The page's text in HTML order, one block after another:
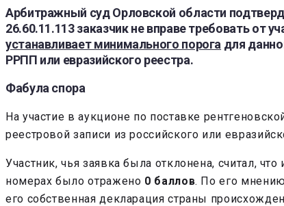
Арбитражный суд Орловской области
26.60.11.113 заказчик не вправе требовать от
устанавливает минимального порога для
РРПП или евразийского реестра.
Фабула спора
На участие в аукционе по поставке
реестровой записи из российского или
Участник, чья заявка была отклонена, считал,
номерах было отражено 0 баллов. По его
его собственная декларация страны